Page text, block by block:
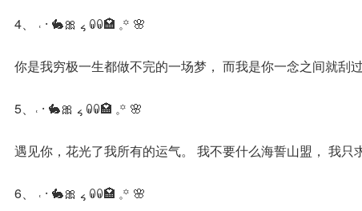
4、 ˓ ⸱ 🐇🎀 ៹ ꐑꐑ🏩 𓈒꙳ 🌸
你是我穷极一生都做不完的一场梦， 而我是你一念之间就刮过
5、˓ ⸱ 🐇🎀 ៹ ꐑꐑ🏩 𓈒꙳ 🌸
遇见你，花光了我所有的运气。 我不要什么海誓山盟， 我只
6、 ˓ ⸱ 🐇🎀 ៹ ꐑꐑ🏩 𓈒꙳ 🌸